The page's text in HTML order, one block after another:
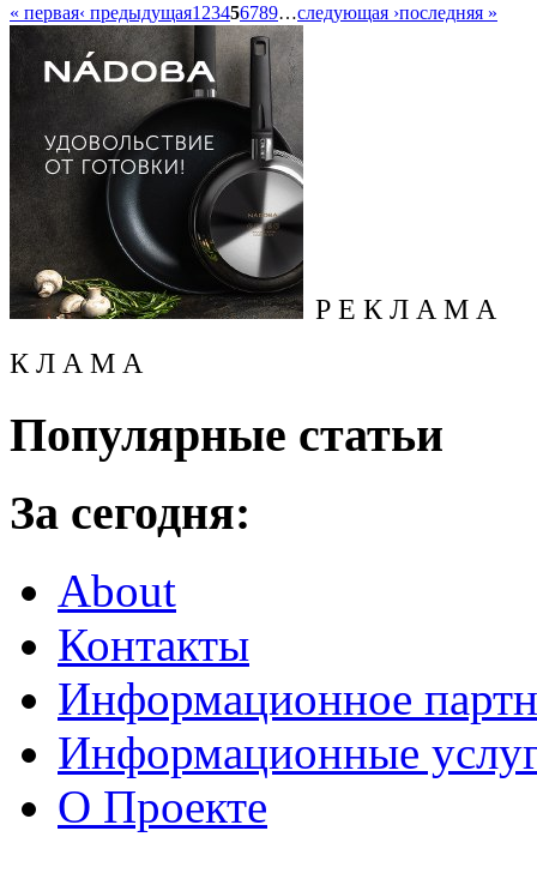
« первая‹ предыдущая1 23456789…следующая ›последняя »
Р Е К Л А М А
К Л А М А
Популярные статьи
За сегодня:
About
Контакты
Информационное
Информационные
О Проекте